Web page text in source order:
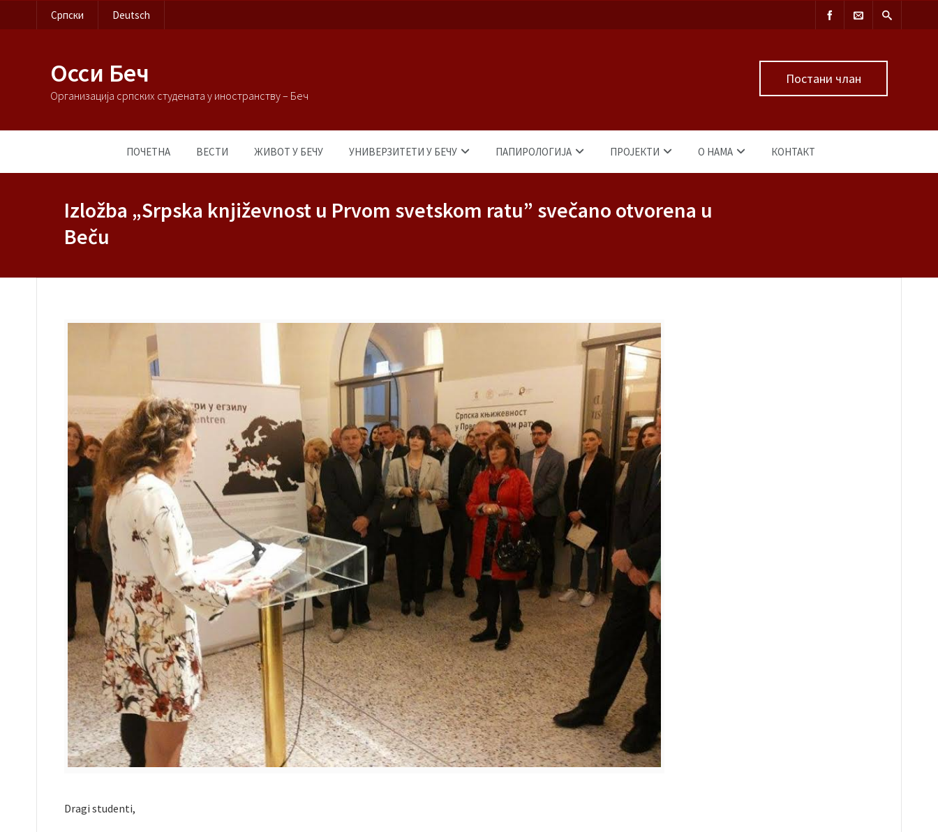
Српски Deutsch
Осси Беч
Организација српских студената у иностранству – Беч
Постани члан
ПОЧЕТНА ВЕСТИ ЖИВОТ У БЕЧУ УНИВЕРЗИТЕТИ У БЕЧУ ПАПИРОЛОГИЈА ПРОЈЕКТИ О НАМА КОНТАКТ
Izložba „Srpska književnost u Prvom svetskom ratu” svečano otvorena u
Beču
Dragi studenti,